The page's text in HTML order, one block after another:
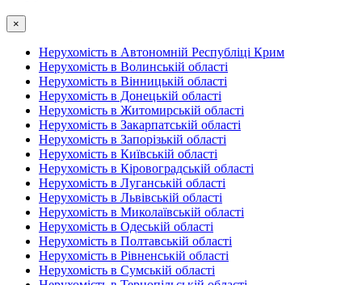
×
Нерухомість в Автономній Республіці Крим
Нерухомість в Волинській області
Нерухомість в Вінницькій області
Нерухомість в Донецькій області
Нерухомість в Житомирській області
Нерухомість в Закарпатській області
Нерухомість в Запорізькій області
Нерухомість в Київській області
Нерухомість в Кіровоградській області
Нерухомість в Луганській області
Нерухомість в Львівській області
Нерухомість в Миколаївській області
Нерухомість в Одеській області
Нерухомість в Полтавській області
Нерухомість в Рівненській області
Нерухомість в Сумській області